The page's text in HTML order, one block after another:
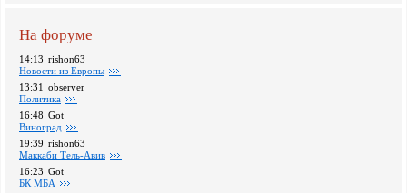
На форуме
14:13 rishon63
Новости из Европы
13:31 observer
Политика
16:48 Got
Виноград
19:39 rishon63
Маккаби Тель-Авив
16:23 Got
БК МБА